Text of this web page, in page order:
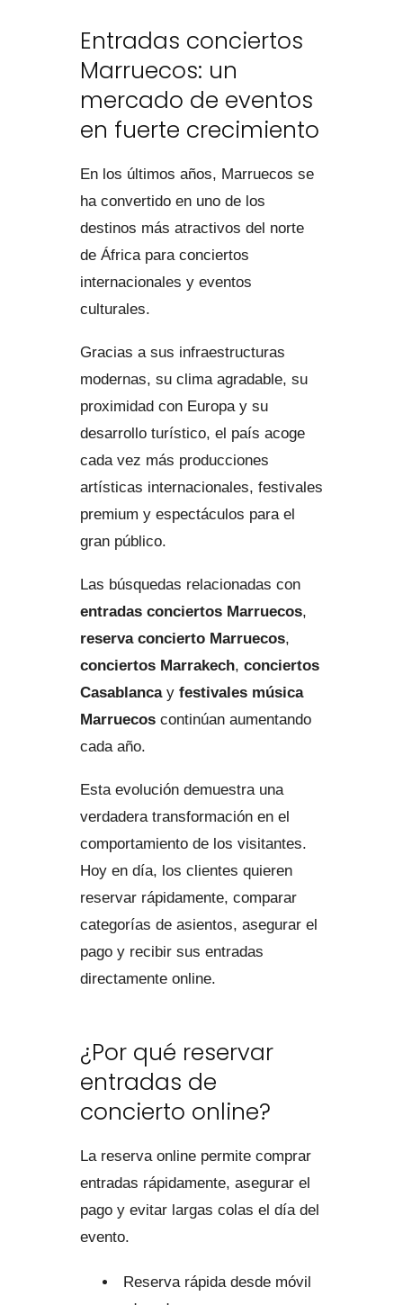
Entradas conciertos
Marruecos: un
mercado de eventos
en fuerte crecimiento
En los últimos años, Marruecos se
ha convertido en uno de los
destinos más atractivos del norte
de África para conciertos
internacionales y eventos
culturales.
Gracias a sus infraestructuras
modernas, su clima agradable, su
proximidad con Europa y su
desarrollo turístico, el país acoge
cada vez más producciones
artísticas internacionales, festivales
premium y espectáculos para el
gran público.
Las búsquedas relacionadas con
entradas conciertos Marruecos,
reserva concierto Marruecos,
conciertos Marrakech, conciertos
Casablancay festivales música
Marruecos continúan aumentando
cada año.
Esta evolución demuestra una
verdadera transformación en el
comportamiento de los visitantes.
Hoy en día, los clientes quieren
reservar rápidamente, comparar
categorías de asientos, asegurar el
pago y recibir sus entradas
directamente online.
¿Por qué reservar
entradas de
concierto online?
La reserva online permite comprar
entradas rápidamente, asegurar el
pago y evitar largas colas el día del
evento.
Reserva rápida desde móvil